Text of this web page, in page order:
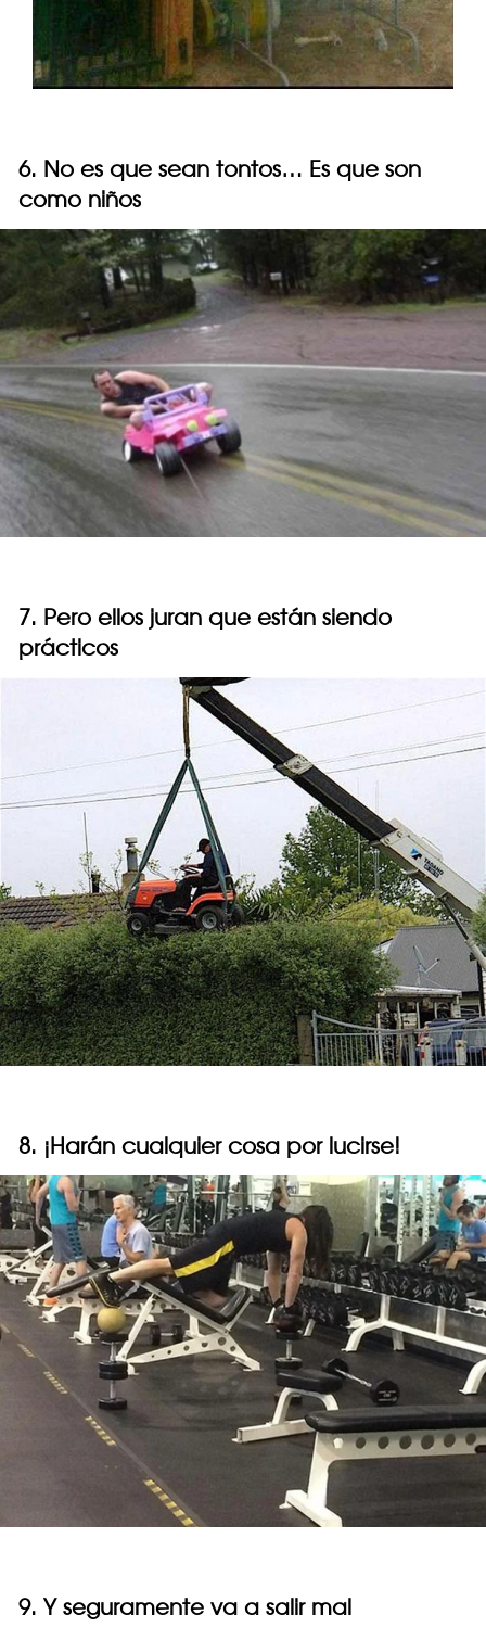
6. No es que sean tontos… Es que son
como niños
7. Pero ellos juran que están siendo
prácticos
8. ¡Harán cualquier cosa por lucirse!
9. Y seguramente va a salir mal